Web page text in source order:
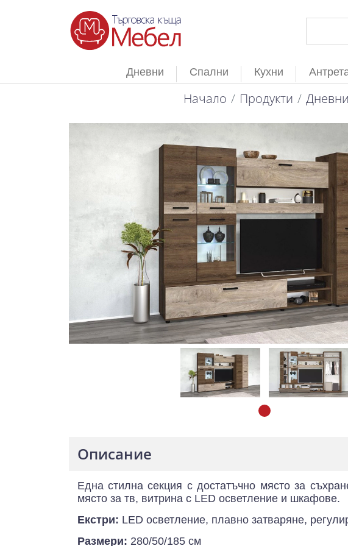
Дневни Спални Кухни
Начало Продукти Дневни
Описание
Една стилна секция с достатъчно място за
място за тв, витрина с LED осветление и шкафове.
Екстри: LED осветление, плавно затваряне,
Размери: 280/50/185 см